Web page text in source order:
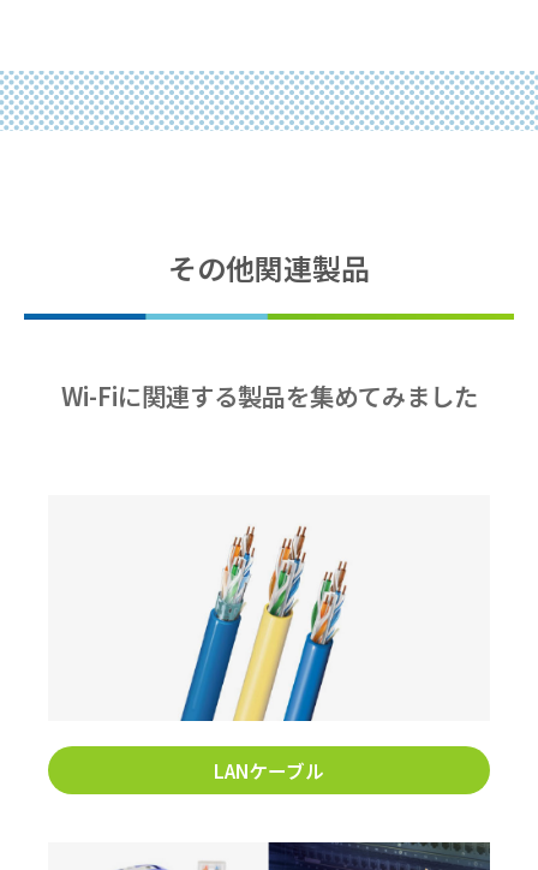
その他関連製品
Wi-Fiに関連する製品を集めてみました
LANケーブル